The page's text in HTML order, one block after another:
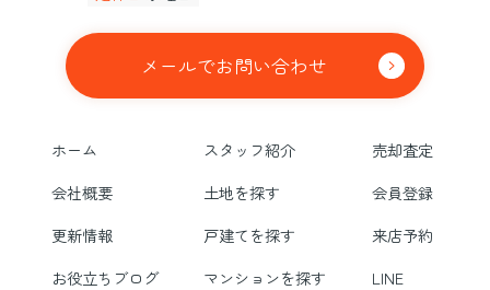
メールでお問い合わせ
ホーム スタッフ紹介
売却査定
会社概要
土地を探す
会員登録
更新情報
戸建てを探す
来店予約
お役立ちブログ
マンションを探す
LINE